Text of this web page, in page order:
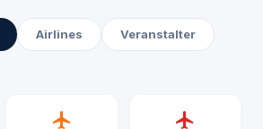
Airlines Veranstalter